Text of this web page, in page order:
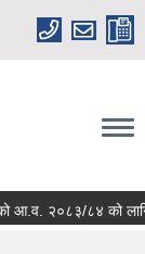
२०८३/८४ को लागि